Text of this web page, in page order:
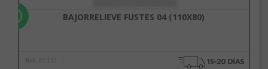
BAJORRELIEVE FUSTES 04 (110X80)
Ref.